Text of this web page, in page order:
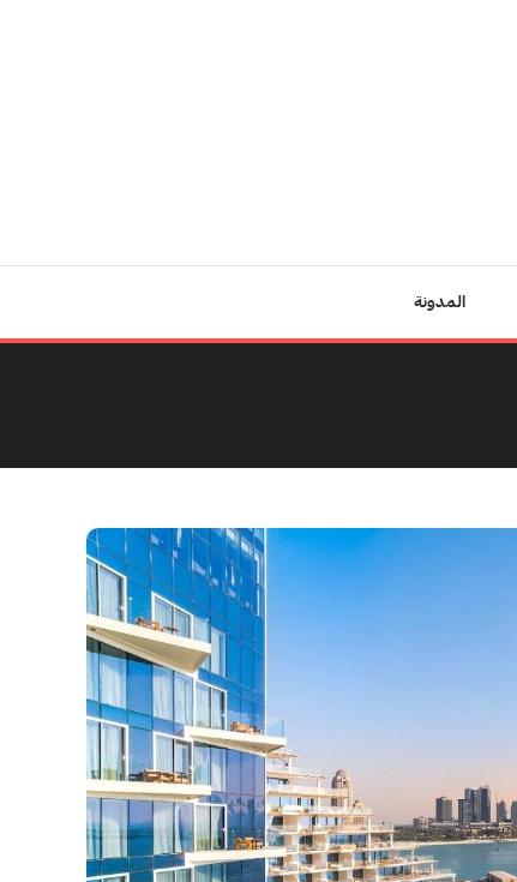
المدونة